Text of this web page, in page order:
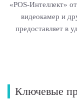
«POS-Интеллект»
видеокамер и
предоставляет в
Ключевые